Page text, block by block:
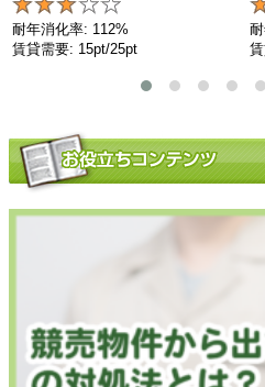
耐年消化率: 112%
賃貸需要: 15pt/25pt